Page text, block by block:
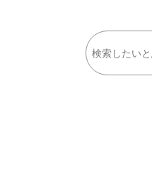
検
索